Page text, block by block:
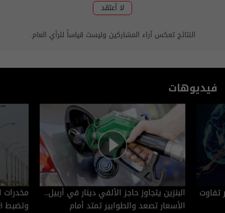
لا أعتقد
النتائج تعكس آراء المشاركين وليست قياساً للرأي العام.
فيديوهات
البنزين يتجاوز حاجز الألفي دينار في أربيل..
الأسعار تصعد والطوابير تمتد أمام
تفاوت
وتضبط 408 آلاف حبة كبتاغون (فيديو)